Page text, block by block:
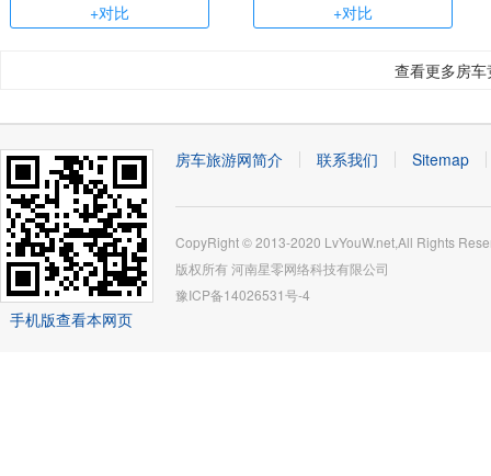
+对比
+对比
查看更多房
手机版查看本网页
房车旅游网简介 联系我们 Sitemap
CopyRight © 2013-2020 LvYouW.net,All Rights
版权所有河南星零网络科技有限公司
豫ICP备14026531号-4